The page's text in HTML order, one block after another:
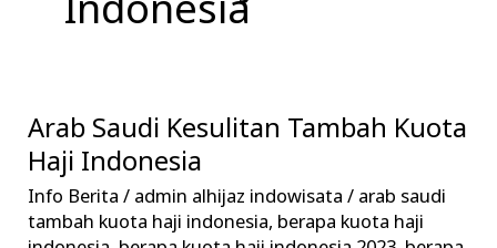
Indonesia
Arab Saudi Kesulitan Tambah Kuota
Haji Indonesia
Info Berita / admin alhijaz indowisata/ arab saudi
tambah kuota haji indonesia, berapa kuota haji
Arab
Saudi
Kesulitan
Tambah